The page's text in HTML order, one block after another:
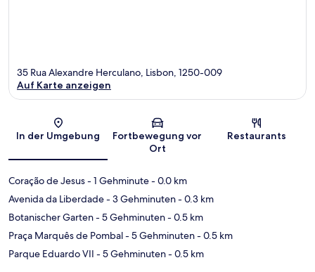
Karte
35 Rua Alexandre Herculano, Lisbon, 1250-009
Auf Karte anzeigen
In der Umgebung
Fortbewegung vor
Ort
Restaurants
Coração de Jesus- 1 Gehminute- 0.0 km
Avenida da Liberdade- 3 Gehminuten- 0.3 km
Botanischer Garten- 5 Gehminuten- 0.5 km
Praça Marquês de Pombal- 5 Gehminuten- 0.5 km
Parque Eduardo VII - 5 Gehminuten- 0.5 km